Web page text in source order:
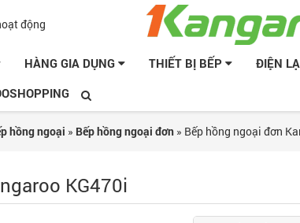
động
HÀNG GIA DỤNG THIẾT BỊ BẾP ĐIỆN
hồng ngoại » Bếp hồng ngoại đơn » Bếp hồng ngoại đơn
KG470i